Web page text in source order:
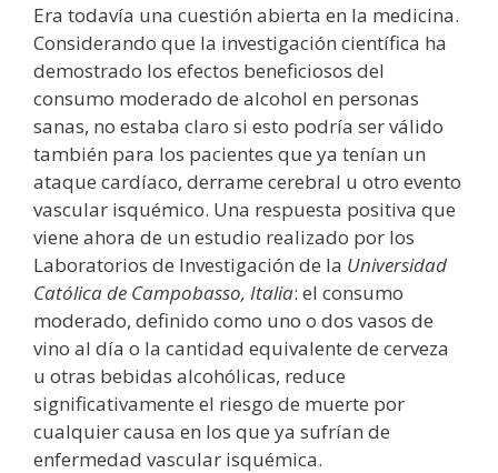
Era todavía una cuestión abierta en la medicina.
Considerando que la investigación científica ha
demostrado los efectos beneficiosos del
consumo moderado de alcohol en personas
sanas, no estaba claro si esto podría ser válido
también para los pacientes que ya tenían un
ataque cardíaco, derrame cerebral u otro evento
vascular isquémico. Una respuesta positiva que
viene ahora de un estudio realizado por los
Laboratorios de Investigación de la Universidad
Católica de Campobasso, Italia: el consumo
moderado, definido como uno o dos vasos de
vino al día o la cantidad equivalente de cerveza
u otras bebidas alcohólicas, reduce
significativamente el riesgo de muerte por
cualquier causa en los que ya sufrían de
enfermedad vascular isquémica.